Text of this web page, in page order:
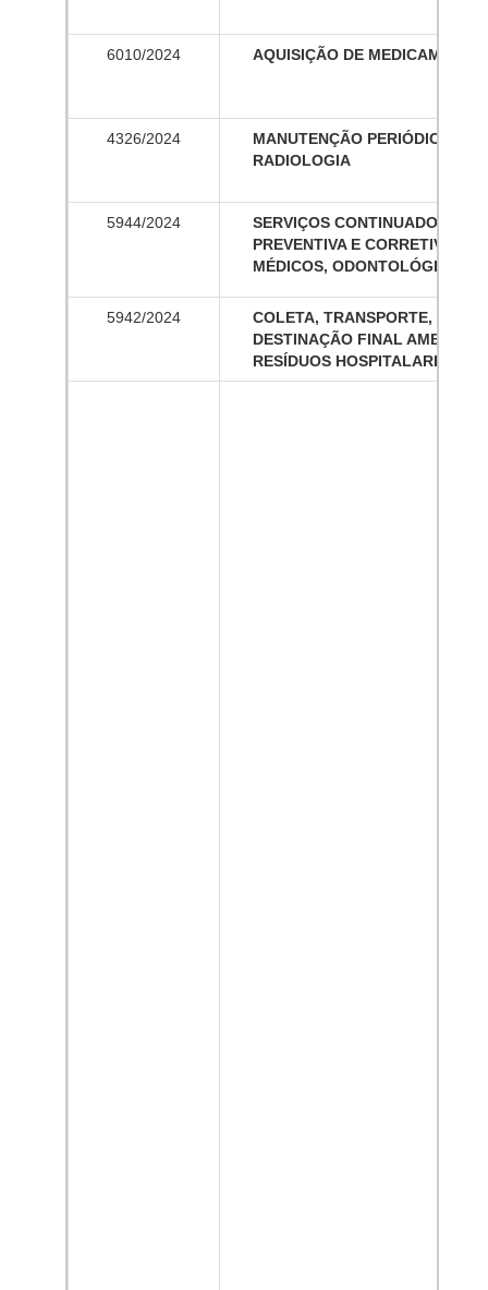
6010/2024 AQUISIÇÃO DE
4326/2024
MANUTENÇÃO PERIÓDICA
RADIOLOGIA
5944/2024
SERVIÇOS CONTINUADOS DE
PREVENTIVA E CORRETIVA EM
MÉDICOS, ODONTOLÓGICOS
5942/2024
COLETA, TRANSPORTE,
DESTINAÇÃO FINAL
RESÍDUOS HOSPITALARES